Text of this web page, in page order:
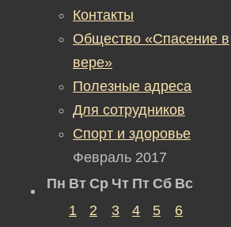
Контакты
Общество «Спасение в
вере»
Полезные адреса
Для сотрудников
Спорт и здоровье
Февраль 2017
Пн Вт Ср Чт Пт Сб Вс
1
2 3 4 5
6